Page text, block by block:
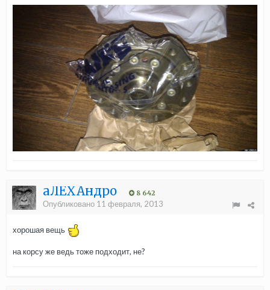
aЛЁХАндро 8 642
Опубликовано 11 февраля, 2013
хорошая вещь
на корсу же ведь тоже подходит, не?